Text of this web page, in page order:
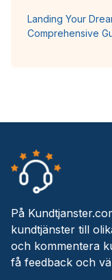
Landing Your
Comprehensive
På
kundtjänster till
och kommentera
få feedback och